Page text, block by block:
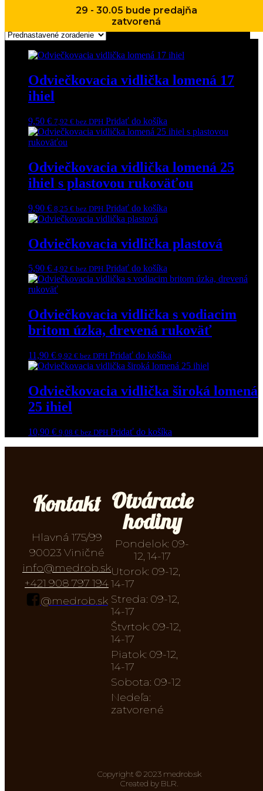
29 - 30.05 bude predajňa
zatvorená
Zobrazuje sa 5 výsledkov
Odviečkovacia vidlička lomená 17
ihiel
9,50 € 7,92 € bez DPH Pridať do košíka
Odviečkovacia vidlička lomená 25
ihiel s plastovou rukoväťou
9,90 € 8,25 € bez DPH Pridať do košíka
Odviečkovacia vidlička plastová
5,90 € 4,92 € bez DPH Pridať do košíka
Odviečkovacia vidlička s vodiacim
britom úzka, drevená rukoväť
11,90 € 9,92 € bez DPH Pridať do košíka
Odviečkovacia vidlička široká lomená
25 ihiel
10,90 € 9,08 € bez DPH Pridať do košíka
Kontakt
Hlavná 175/99
90023 Viničné
info@medrob.sk
+421 908 797 194
@medrob.sk
Otváracie
hodiny
Pondelok: 09-
12, 14-17
Utorok: 09-12,
14-17
Streda: 09-12,
14-17
Štvrtok: 09-12,
14-17
Piatok: 09-12,
14-17
Sobota: 09-12
Nedeľa:
zatvorené
Copyright © 2023 medrob.sk
Created by BLR.